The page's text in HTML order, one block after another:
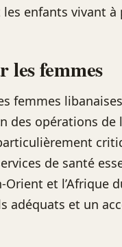
enfants vivant
les femmes
femmes
des opérations de
de santé
Orient et l’Afrique
adéquats et un